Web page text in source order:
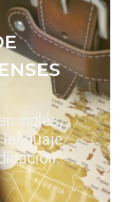
inglés,
lenguaje